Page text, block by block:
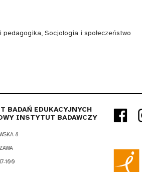
pedagogika, Socjologia i społeczeństwo
BADAŃ EDUKACYJNYCH
INSTYTUT BADAWCZY
8
100